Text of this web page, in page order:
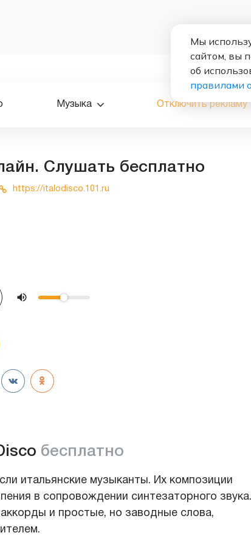
Музыка Отключить рекламу
Слушать бесплатно
https://italodisco.101.ru
бесплатно
итальянские музыканты. Их композиции
в сопровождении синтезаторного звука.
и простые, но заводные слова,
Мы
сайтом, вы
об
правилами